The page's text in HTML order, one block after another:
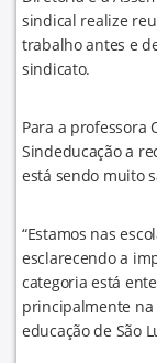
sindical realize
trabalho antes e
sindicato.
Para a professora
Sindeducação a
está sendo muito
“Estamos nas
esclarecendo a
categoria está
principalmente
educação de São